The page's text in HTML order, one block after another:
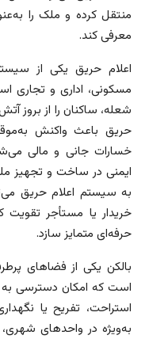
منتقل کرده و ملک را
معرفی کند.
اعلام حریق یکی از
مسکونی، اداری و تجاری
شعله، ساکنان را از بروز
حریق باعث واکنش
خسارات جانی و مالی
ایمنی در ساخت و تجهیز
به سیستم اعلام حریق
خریدار یا مستأجر تقویت
حرفه‌ای متمایز سازد.
بالکن یکی از فضاهای
است که امکان دسترسی به
استراحت، تفریح یا
به‌ویژه در واحدهای